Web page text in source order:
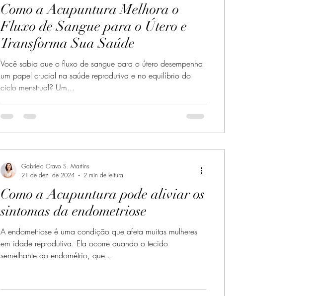
Como a Acupuntura Melhora o
Fluxo de Sangue para o Útero e
Transforma Sua Saúde
Você sabia que o fluxo de sangue para o útero desempenha
um papel crucial na saúde reprodutiva e no equilíbrio do
ciclo menstrual? Um...
Como a Acupuntura pode aliviar os
sintomas da endometriose
A endometriose é uma condição que afeta muitas mulheres
em idade reprodutiva. Ela ocorre quando o tecido
semelhante ao endométrio, que...
Gabriela Cravo S. Martins
21 de dez. de 2024
2 min de leitura